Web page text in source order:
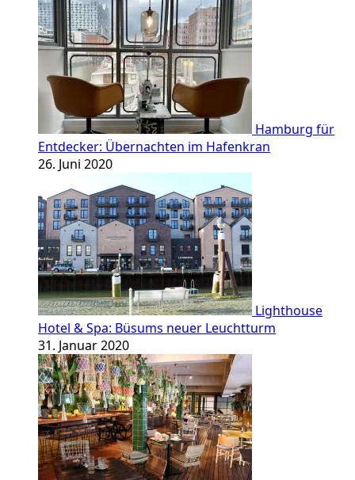
Hamburg für
Entdecker: Übernachten im Hafenkran
26. Juni 2020
Lighthouse
Hotel & Spa: Büsums neuer Leuchtturm
31. Januar 2020